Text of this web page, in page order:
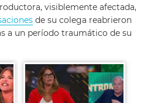
visiblemente afectada,
de su colega reabrieron
a un período traumático de su